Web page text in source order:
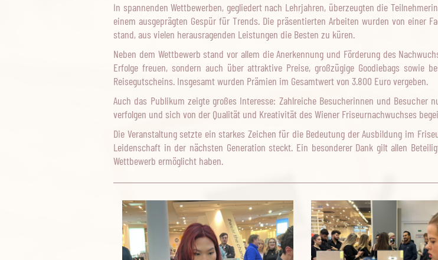
In spannenden Wettbewerben, gegliedert nach Lehrjahren, überzeugten die
einem ausgeprägten Gespür für Trends. Die präsentierten Arbeiten wurden von einer
stand, aus vielen herausragenden Leistungen die Besten zu küren.
Neben dem Wettbewerb stand vor allem die Anerkennung und Förderung des
Erfolge freuen, sondern auch über attraktive Preise, großzügige Goodiebags sowie
Reisegutscheins. Insgesamt wurden Prämien im Gesamtwert von 3.800 Euro vergeben.
Auch das Publikum zeigte großes Interesse: Zahlreiche Besucherinnen und Besucher
verfolgen und sich von der Qualität und Kreativität des Wiener Friseurnachwuchses
Die Veranstaltung setzte ein starkes Zeichen für die Bedeutung der Ausbildung im
Leidenschaft in der nächsten Generation steckt. Ein besonderer Dank gilt allen
Wettbewerb ermöglicht haben.